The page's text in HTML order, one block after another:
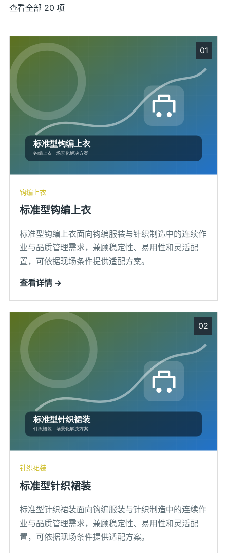
查看全部 20 项
01
钩编上衣
标准型钩编上衣
标准型钩编上衣面向钩编服装与针织制造中的连续作
业与品质管理需求，兼顾稳定性、易用性和灵活配
置，可依据现场条件提供适配方案。
查看详情 →
02
针织裙装
标准型针织裙装
标准型针织裙装面向钩编服装与针织制造中的连续作
业与品质管理需求，兼顾稳定性、易用性和灵活配
置，可依据现场条件提供适配方案。